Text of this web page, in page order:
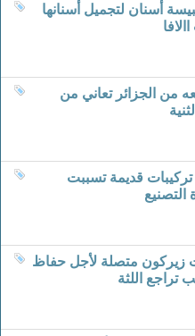
أسنان لتجميل أسنانها
من الجزائر تعاني من
قديمة تسببت
زيركون متصلة لأجل حفاظ
اللثة